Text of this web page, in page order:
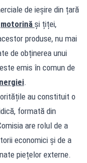
de ieșire din țară
motorină și țiței,
produse, nu mai
de obținerea unui
emis în comun de
.
au constituit o
formată din
are rolul de a
economici și de a
piețelor externe.